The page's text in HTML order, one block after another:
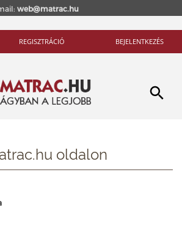
web@matrac.hu
REGISZTRÁCIÓ BEJELENTKEZÉS
oldalon